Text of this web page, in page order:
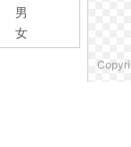
男
女